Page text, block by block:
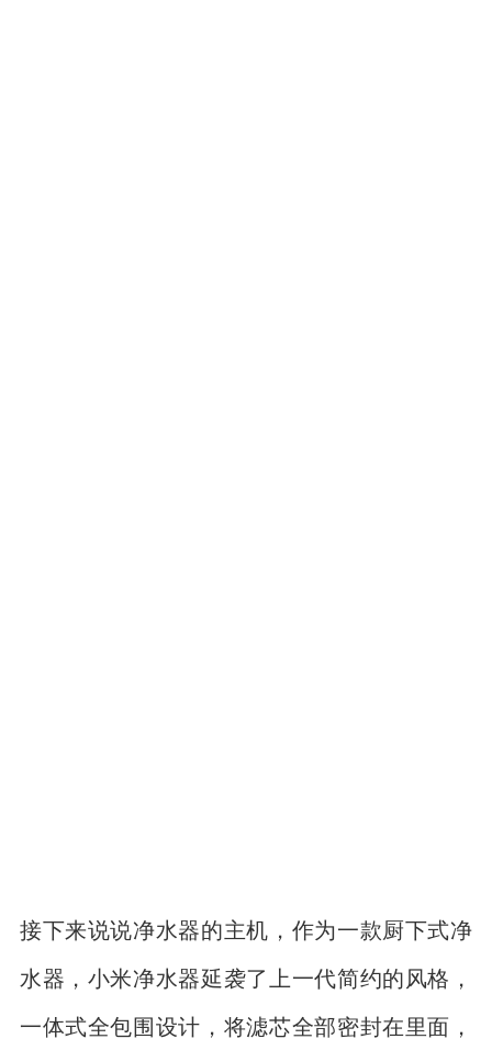
接下来说说净水器的主机，作为一款厨下式净
水器，小米净水器延袭了上一代简约的风格，
一体式全包围设计，将滤芯全部密封在里面，